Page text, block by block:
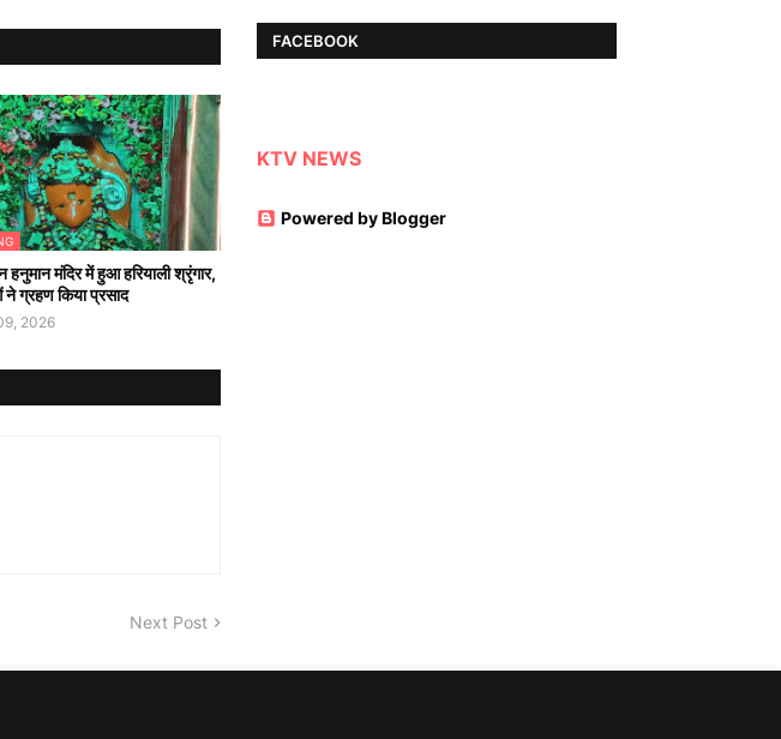
मंदिर में हुआ हरियाली श्रृंगार,
ने ग्रहण किया प्रसाद
2026
Next Post
FACEBOOK
KTV NEWS
Powered by Blogger